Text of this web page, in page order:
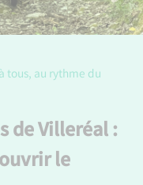
tous, au rythme du
de Villeréal :
le